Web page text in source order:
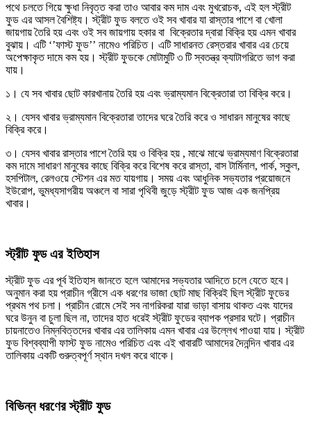
পথে চলতে গিয়ে ক্ষুধা নিবৃত্ত করা তাও আবার কম দাম এবং মুখরোচক, এই হল স্ট্রীট
ফুড এর আসল বৈশিষ্ট্য। স্ট্রীট ফুড বলতে ওই সব খাবার যা রাস্তার পাশে বা খোলা
জায়গায় তৈরি হয় এবং ওই সব জায়গায় হকার বা বিক্রেতার দ্বারা বিক্রি হয় এমন খাবার
বুঝায়। এটি ‘’ফাস্ট ফুড’’ নামেও পরিচিত। এটি সাধারনত রেস্তরার খাবার এর চেয়ে
অপেক্ষাকৃত দামে কম হয়। স্ট্রীট ফুডকে মোটামুটি ৩ টি স্বতন্ত্র ক্যাটাগরিতে ভাগ করা
যায়।
১। যে সব খাবার ছোট কারখানায় তৈরি হয় এবং ভ্রাম্যমান বিক্রেতারা তা বিক্রি করে।
২। যেসব খাবার ভ্রাম্যমান বিক্রেতারা তাদের ঘরে তৈরি করে ও সাধারন মানুষের কাছে
বিক্রি করে।
৩। যেসব খাবার রাস্তার পাশে তৈরি হয় ও বিক্রি হয় , মাঝে মাঝে ভ্রাম্যমাণ বিক্রেতারা
কম দামে সাধারণ মানুষের কাছে বিক্রি করে বিশেষ করে রাস্তা, বাস টার্মিনাল, পার্ক, স্কুল,
হসপিটাল, রেলওয়ে স্টেশন এর মত যায়গায়। সময় এবং আধুনিক সভ্যতার প্রয়োজনে
ইউরোপ, ভুমধ্যসাগরীয় অঞ্চলে বা সারা পৃথিবী জুড়ে স্ট্রীট ফুড আজ এক জনপ্রিয়
খাবার।
স্ট্রীট ফুড এর ইতিহাস
স্ট্রীট ফুড এর পূর্ব ইতিহাস জানতে হলে আমাদের সভ্যতার আদিতে চলে যেতে হবে।
অনুমান করা হয় প্রাচীন গ্রীসে এক ধরণের ভাজা ছোট মাছ বিক্রিই ছিল স্ট্রীট ফুডের
প্রথম পথ চলা। প্রাচীন রোমে সেই সব নাগরিকরা যারা ভাড়া বাসায় থাকত এবং যাদের
ঘরে উনুন বা চুলা ছিল না, তাদের হাত ধরেই স্ট্রীট ফুডের ব্যাপক প্রসার ঘটে। প্রাচীন
চায়নাতেও নিম্নবিত্তদের খাবার এর তালিকায় এমন খাবার এর উল্লেখ পাওয়া যায়। স্ট্রীট
ফুড বিশ্বব্যাপী ফাস্ট ফুড নামেও পরিচিত এবং এই খাবারটি আমাদের দৈনন্দিন খাবার এর
তালিকায় একটি গুরুত্বপূর্ণ স্থান দখল করে থাকে।
বিভিন্ন ধরণের স্ট্রীট ফুড